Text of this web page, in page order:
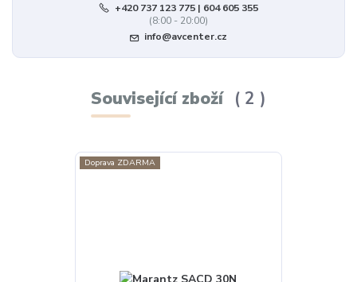
+420 737 123 775 | 604 605 355
(8:00 - 20:00)
info@avcenter.cz
Související zboží 2
Doprava ZDARMA